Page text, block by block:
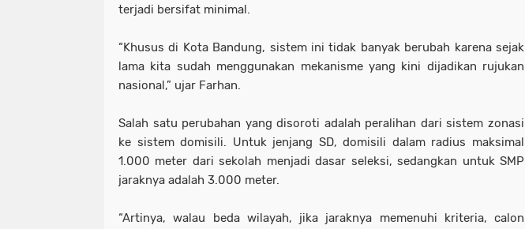
terjadi bersifat minimal.
“Khusus di Kota Bandung, sistem ini tidak banyak berubah karena sejak
lama kita sudah menggunakan mekanisme yang kini dijadikan rujukan
nasional,” ujar Farhan.
Salah satu perubahan yang disoroti adalah peralihan dari sistem zonasi
ke sistem domisili. Untuk jenjang SD, domisili dalam radius maksimal
1.000 meter dari sekolah menjadi dasar seleksi, sedangkan untuk SMP
jaraknya adalah 3.000 meter.
“Artinya, walau beda wilayah, jika jaraknya memenuhi kriteria, calon